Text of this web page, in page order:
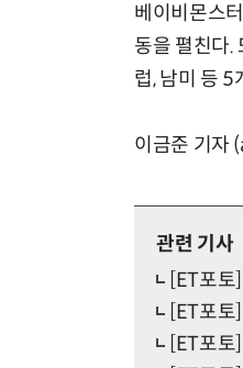
베이비몬스
동을 펼친다.
럽, 남미 등 5
이금준 기자
관련 기사
[ET포
[ET포
[ET포